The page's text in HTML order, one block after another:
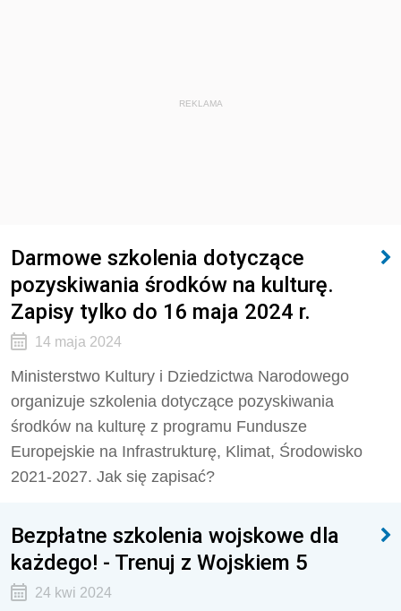
REKLAMA
Darmowe szkolenia dotyczące
pozyskiwania środków na kulturę.
Zapisy tylko do 16 maja 2024 r.
14 maja 2024
Ministerstwo Kultury i Dziedzictwa Narodowego
organizuje szkolenia dotyczące pozyskiwania
środków na kulturę z programu Fundusze
Europejskie na Infrastrukturę, Klimat, Środowisko
2021-2027. Jak się zapisać?
Bezpłatne szkolenia wojskowe dla
każdego! - Trenuj z Wojskiem 5
24 kwi 2024